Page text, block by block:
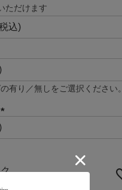
ただけます
有り／無しをご選択ください。
(必